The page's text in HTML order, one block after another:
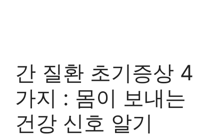
간 질환 초기증상 4
가지 : 몸이 보내는
건강 신호 알기